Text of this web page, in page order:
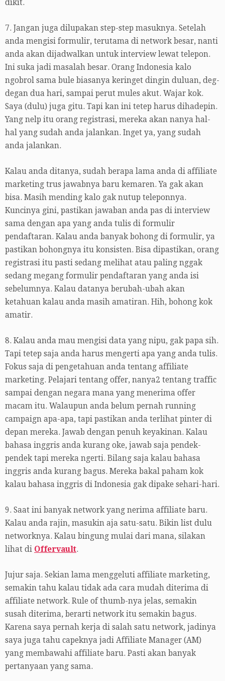
dikit.
7. Jangan juga dilupakan step-step masuknya. Setelah
anda mengisi formulir, terutama di network besar, nanti
anda akan dijadwalkan untuk interview lewat telepon.
Ini suka jadi masalah besar. Orang Indonesia kalo
ngobrol sama bule biasanya keringet dingin duluan, deg-
degan dua hari, sampai perut mules akut. Wajar kok.
Saya (dulu) juga gitu. Tapi kan ini tetep harus dihadepin.
Yang nelp itu orang registrasi, mereka akan nanya hal-
hal yang sudah anda jalankan. Inget ya, yang sudah
anda jalankan.
Kalau anda ditanya, sudah berapa lama anda di affiliate
marketing trus jawabnya baru kemaren. Ya gak akan
bisa. Masih mending kalo gak nutup teleponnya.
Kuncinya gini, pastikan jawaban anda pas di interview
sama dengan apa yang anda tulis di formulir
pendaftaran. Kalau anda banyak bohong di formulir, ya
pastikan bohongnya itu konsisten. Bisa dipastikan, orang
registrasi itu pasti sedang melihat atau paling nggak
sedang megang formulir pendaftaran yang anda isi
sebelumnya. Kalau datanya berubah-ubah akan
ketahuan kalau anda masih amatiran. Hih, bohong kok
amatir.
8. Kalau anda mau mengisi data yang nipu, gak papa sih.
Tapi tetep saja anda harus mengerti apa yang anda tulis.
Fokus saja di pengetahuan anda tentang affiliate
marketing. Pelajari tentang offer, nanya2 tentang traffic
sampai dengan negara mana yang menerima offer
macam itu. Walaupun anda belum pernah running
campaign apa-apa, tapi pastikan anda terlihat pinter di
depan mereka. Jawab dengan penuh keyakinan. Kalau
bahasa inggris anda kurang oke, jawab saja pendek-
pendek tapi mereka ngerti. Bilang saja kalau bahasa
inggris anda kurang bagus. Mereka bakal paham kok
kalau bahasa inggris di Indonesia gak dipake sehari-hari.
9. Saat ini banyak network yang nerima affiliate baru.
Kalau anda rajin, masukin aja satu-satu. Bikin list dulu
networknya. Kalau bingung mulai dari mana, silakan
lihat di Offervault.
Jujur saja. Sekian lama menggeluti affiliate marketing,
semakin tahu kalau tidak ada cara mudah diterima di
affiliate network. Rule of thumb-nya jelas, semakin
susah diterima, berarti network itu semakin bagus.
Karena saya pernah kerja di salah satu network, jadinya
saya juga tahu capeknya jadi Affiliate Manager (AM)
yang membawahi affiliate baru. Pasti akan banyak
pertanyaan yang sama.